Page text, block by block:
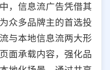
其他
，信息流广告凭借其
众多品牌主的首选投
与本地信息流两大形
面承载内容，强化品